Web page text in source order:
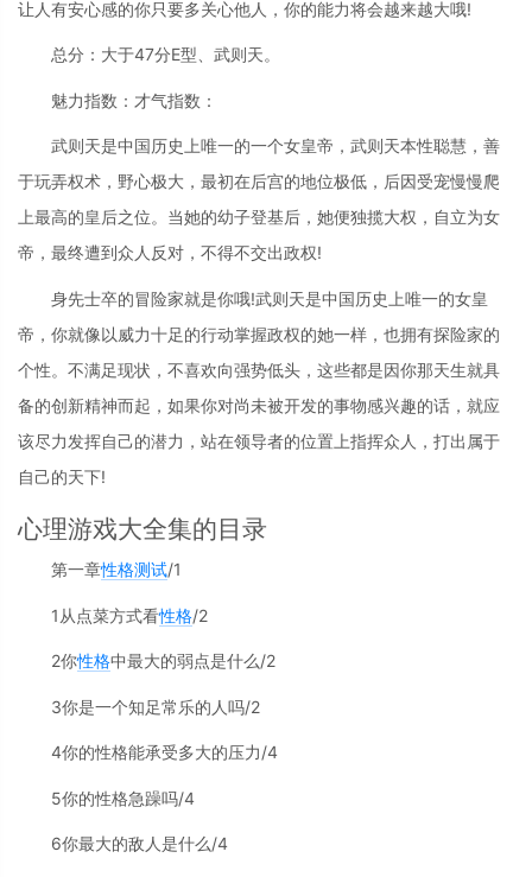
让人有安心感的你只要多关心他人，你的能力将会越来越大哦!
总分：大于47分E型、武则天。
魅力指数：才气指数：
武则天是中国历史上唯一的一个女皇帝，武则天本性聪慧，善
于玩弄权术，野心极大，最初在后宫的地位极低，后因受宠慢慢爬
上最高的皇后之位。当她的幼子登基后，她便独揽大权，自立为女
帝，最终遭到众人反对，不得不交出政权!
身先士卒的冒险家就是你哦!武则天是中国历史上唯一的女皇
帝，你就像以威力十足的行动掌握政权的她一样，也拥有探险家的
个性。不满足现状，不喜欢向强势低头，这些都是因你那天生就具
备的创新精神而起，如果你对尚未被开发的事物感兴趣的话，就应
该尽力发挥自己的潜力，站在领导者的位置上指挥众人，打出属于
自己的天下!
心理游戏大全集的目录
第一章性格测试/1
1从点菜方式看性格/2
2你性格中最大的弱点是什么/2
3你是一个知足常乐的人吗/2
4你的性格能承受多大的压力/4
5你的性格急躁吗/4
6你最大的敌人是什么/4